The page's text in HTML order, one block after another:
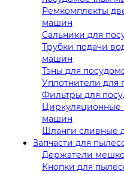
Ремкомплекты
машин
Сальники для
Трубки подачи
машин
Тэны для
Уплотнители для
Фильтры для
Циркуляционные
машин
Шланги сливные
Запчасти для
Держатели
Кнопки для